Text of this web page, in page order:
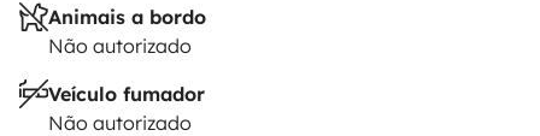
Animais a bordo
Não autorizado
Veículo fumador
Não autorizado